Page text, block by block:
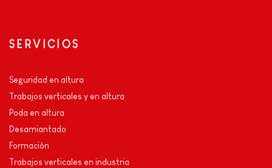
SERVICIOS
Seguridad en altura
Trabajos verticales y en altura
Poda en altura
Desamiantado
Formación
Trabajos verticales en industria